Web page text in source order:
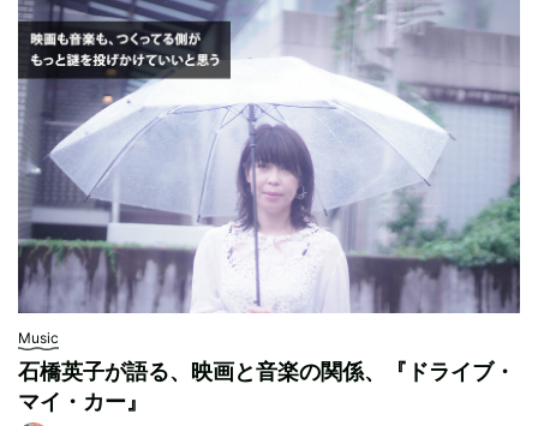
Music
石橋英子が語る、映画と音楽の関係、『ドライブ・
マイ・カー』